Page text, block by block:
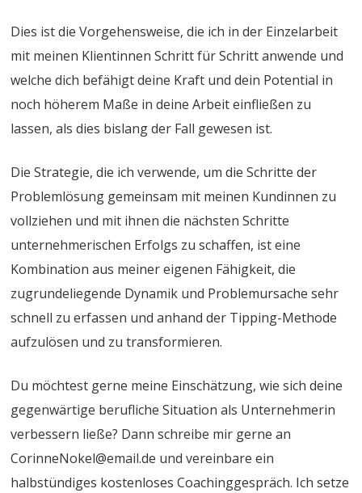
Dies ist die Vorgehensweise, die ich in der Einzelarbeit
mit meinen Klientinnen Schritt für Schritt anwende und
welche dich befähigt deine Kraft und dein Potential in
noch höherem Maße in deine Arbeit einfließen zu
lassen, als dies bislang der Fall gewesen ist.
Die Strategie, die ich verwende, um die Schritte der
Problemlösung gemeinsam mit meinen Kundinnen zu
vollziehen und mit ihnen die nächsten Schritte
unternehmerischen Erfolgs zu schaffen, ist eine
Kombination aus meiner eigenen Fähigkeit, die
zugrundeliegende Dynamik und Problemursache sehr
schnell zu erfassen und anhand der Tipping-Methode
aufzulösen und zu transformieren.
Du möchtest gerne meine Einschätzung, wie sich deine
gegenwärtige berufliche Situation als Unternehmerin
verbessern ließe? Dann schreibe mir gerne an
CorinneNokel@email.de und vereinbare ein
halbstündiges kostenloses Coachinggespräch. Ich setze